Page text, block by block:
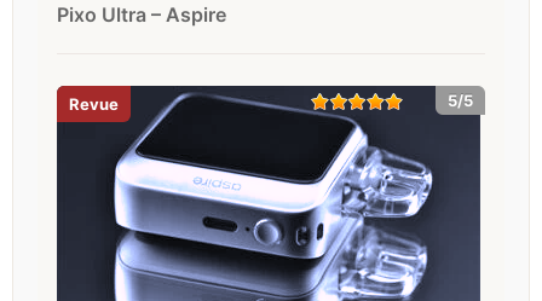
Pixo Ultra – Aspire
5/5